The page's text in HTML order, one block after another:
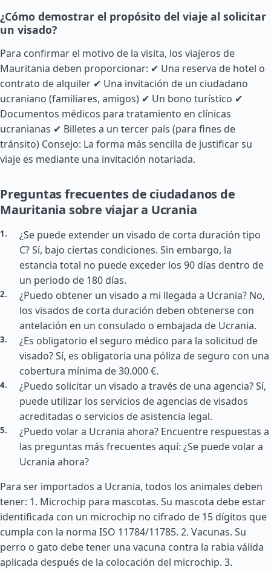
¿Cómo demostrar el propósito del viaje al solicitar
un visado?
Para confirmar el motivo de la visita, los viajeros de
Mauritania deben proporcionar: ✔ Una reserva de hotel o
contrato de alquiler ✔ Una invitación de un ciudadano
ucraniano (familiares, amigos) ✔ Un bono turístico ✔
Documentos médicos para tratamiento en clínicas
ucranianas ✔ Billetes a un tercer país (para fines de
tránsito) Consejo: La forma más sencilla de justificar su
viaje es mediante una invitación notariada.
Preguntas frecuentes de ciudadanos de
Mauritania sobre viajar a Ucrania
¿Se puede extender un visado de corta duración tipo
C? Sí, bajo ciertas condiciones. Sin embargo, la
estancia total no puede exceder los 90 días dentro de
un periodo de 180 días.
¿Puedo obtener un visado a mi llegada a Ucrania? No,
los visados de corta duración deben obtenerse con
antelación en un consulado o embajada de Ucrania.
¿Es obligatorio el seguro médico para la solicitud de
visado? Sí, es obligatoria una póliza de seguro con una
cobertura mínima de 30.000 €.
¿Puedo solicitar un visado a través de una agencia? Sí,
puede utilizar los servicios de agencias de visados
acreditadas o servicios de asistencia legal.
¿Puedo volar a Ucrania ahora? Encuentre respuestas a
las preguntas más frecuentes aquí: ¿Se puede volar a
Ucrania ahora?
Para ser importados a Ucrania, todos los animales deben
tener: 1. Microchip para mascotas. Su mascota debe estar
identificada con un microchip no cifrado de 15 dígitos que
cumpla con la norma ISO 11784/11785. 2. Vacunas. Su
perro o gato debe tener una vacuna contra la rabia válida
aplicada después de la colocación del microchip. 3.